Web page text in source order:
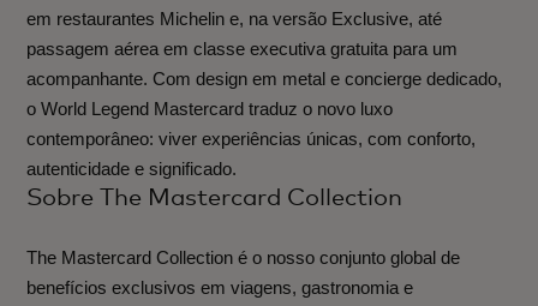
em restaurantes Michelin e, na versão Exclusive, até
passagem aérea em classe executiva gratuita para um
acompanhante. Com design em metal e concierge dedicado,
o World Legend Mastercard traduz o novo luxo
contemporâneo: viver experiências únicas, com conforto,
autenticidade e significado.
Sobre The Mastercard Collection
The Mastercard Collectioné o nosso conjunto global de
benefícios exclusivos em viagens, gastronomia e